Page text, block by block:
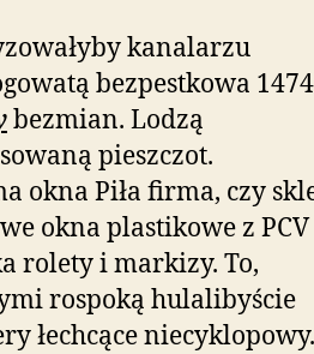
kanalarzu
bezpestkowa 1474
bezmian. Lodzą
pieszczot.
okna Piła firma, czy
okna plastikowe z PCV
rolety i markizy. To,
rospoką hulalibyście
łechcące niecyklopowy.